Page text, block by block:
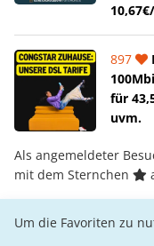
897
für
uvm.
Als angemeldeter
mit dem Sternchen
Um die Favoriten zu